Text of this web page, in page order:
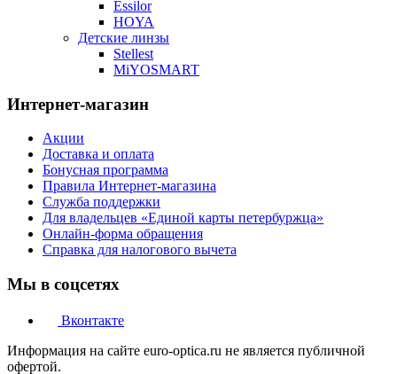
Essilor
HOYA
Детские линзы
Stellest
MiYOSMART
Интернет-магазин
Акции
Доставка и оплата
Бонусная программа
Правила Интернет-магазина
Служба поддержки
Для владельцев «Единой карты петербуржца»
Онлайн-форма обращения
Справка для налогового вычета
Мы в соцсетях
Вконтакте
Информация на сайте euro-optica.ru не является публичной
офертой.